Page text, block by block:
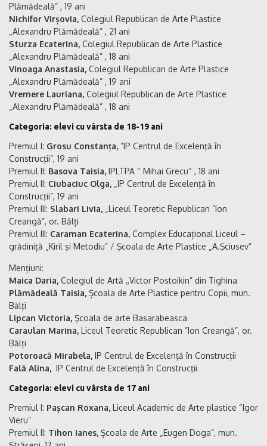
Plămădeală” , 19 ani
Nichifor Virșovia, Colegiul Republican de Arte Plastice
„Alexandru Plămădeală” , 21 ani
Sturza Ecaterina, Colegiul Republican de Arte Plastice
„Alexandru Plămădeală” , 18 ani
Vinoaga Anastasia, Colegiul Republican de Arte Plastice
„Alexandru Plămădeală” , 19 ani
Vremere Lauriana, Colegiul Republican de Arte Plastice
„Alexandru Plămădeală” , 18 ani
Categoria: elevi cu vârsta de 18-19 ani
Premiul I: Grosu Constanța, ”IP Centrul de Excelenţă în
Construcţii”, 19 ani
Premiul II: Basova Taisia, IPLTPA “ Mihai Grecu“ , 18 ani
Premiul II: Ciubaciuc Olga, „IP Centrul de Excelenţă în
Construcţii”, 19 ani
Premiul III: Slabari Livia, „Liceul Teoretic Republican ”Ion
Creangă”, or. Bălți
Premiul III: Caraman Ecaterina, Complex Educațional Liceul –
grădiniță „Kiril şi Metodiu” / Şcoala de Arte Plastice „A.Şciusev”
Mențiuni:
Maica Daria, Colegiul de Artă ,,Victor Postoikin” din Tighina
Plămădeală Taisia, Școala de Arte Plastice pentru Copii, mun.
Bălți
Lipcan Victoria, Şcoala de arte Basarabeasca
Caraulan Marina, Liceul Teoretic Republican ”Ion Creangă”, or.
Bălți
Potoroacă Mirabela, IP Centrul de Excelenţă în Construcţii
Fală Alina, IP Centrul de Excelenţă în Construcţii
Categoria: elevi cu vârsta de 17 ani
Premiul I: Pașcan Roxana, Liceul Academic de Arte plastice “Igor
Vieru”
Premiul II: Tihon Ianes, Școala de Arte „Eugen Doga”, mun.